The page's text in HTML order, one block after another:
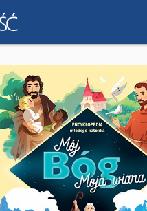
i leksykony
literatura
Komunia Święta